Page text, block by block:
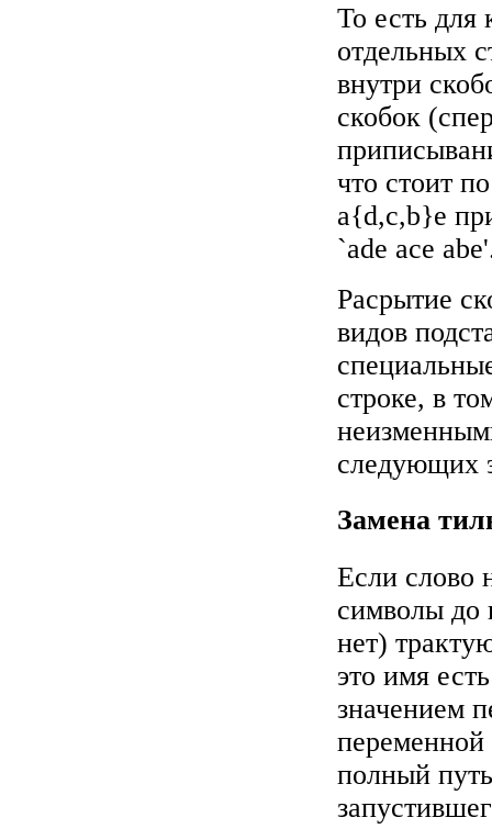
То есть для
отдельных
внутри
скобок
что стоит
a{d,c,b}e
`ade ace
Расрытие
видов
строке, в
следующих
Замена
Если слово
символы до
нет)
это имя
значением
переменной
полный